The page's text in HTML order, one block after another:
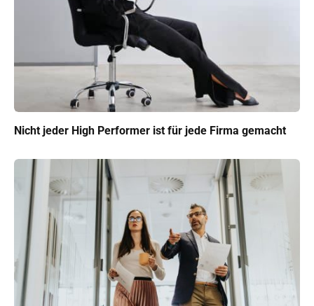
Nicht jeder High Performer ist für jede Firma gemacht